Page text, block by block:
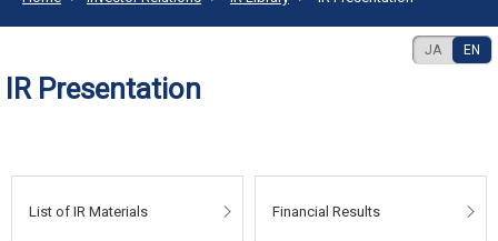
IR Presentation
JA EN
List of IR Materials Financial Results